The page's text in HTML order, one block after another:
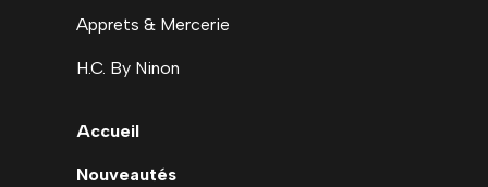
Apprets & Mercerie
H.C. By Ninon
Accueil
Nouveautés